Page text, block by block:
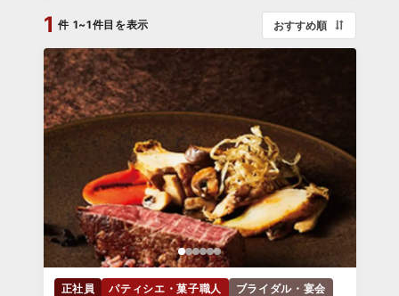
1 件 1~1件目を表示 おすすめ順
正社員 パティシエ・菓子職人 ブライダル・宴会